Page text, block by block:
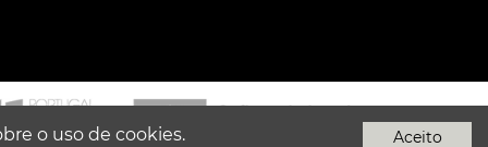
o uso de cookies.